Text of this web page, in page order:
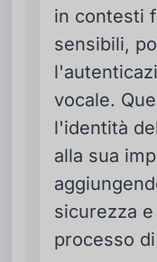
in contesti
sensibili,
vocale.
l'identità
alla sua
sicurezza
processo